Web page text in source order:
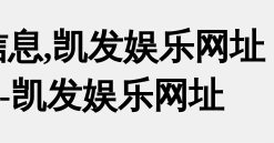
息,凯发娱乐网址
发娱乐网址